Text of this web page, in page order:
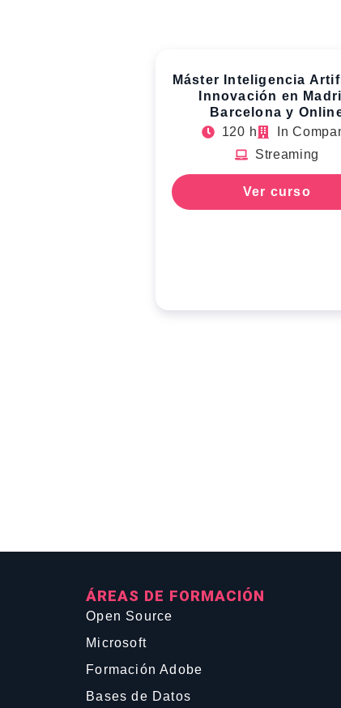
Máster Inteligencia
Innovación en
Barcelona y
120 h
In
Streaming
Ver curso
ÁREAS DE FORMACIÓN
Open Source
Microsoft
Formación Adobe
Bases de Datos